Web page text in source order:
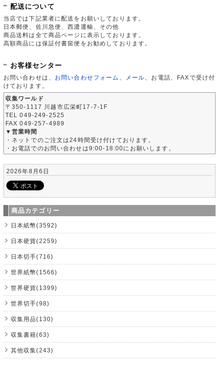
配送について
当店では下記業者に配送をお願いしております。
日本郵便、佐川急便、西濃運輸、その他
商品送料は全て商品ページに表示しております。
高額商品には保証付書留便をお勧めしております。
お客様センター
お問い合わせは、 お問い合わせフォーム メール 、お電話、FAXで受け付
けております。
収集ワールド
〒350-1117 川越市広栄町17-7-1F
TEL 049-249-2525
FAX 049-257-4989
▼営業時間
・ネットでのご注文は24時間受け付けております。
・お電話でのお問い合わせは9:00-18:00にお願いします。
2026年8月6日
商品カテゴリー
日本紙幣(3592)
日本硬貨(2259)
日本切手(716)
世界紙幣(1566)
世界硬貨(1399)
世界切手(98)
収集用品(130)
収集書籍(63)
其他収集(243)